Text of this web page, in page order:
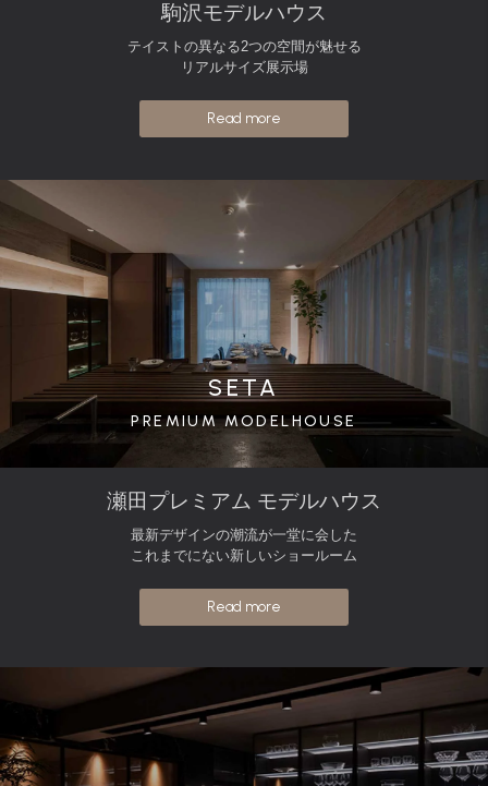
駒沢モデルハウス
テイストの異なる2つの空間が魅せる
リアルサイズ展示場
Read more
SETA
PREMIUM MODELHOUSE
瀬田プレミアム モデルハウス
最新デザインの潮流が一堂に会した
これまでにない新しいショールーム
Read more